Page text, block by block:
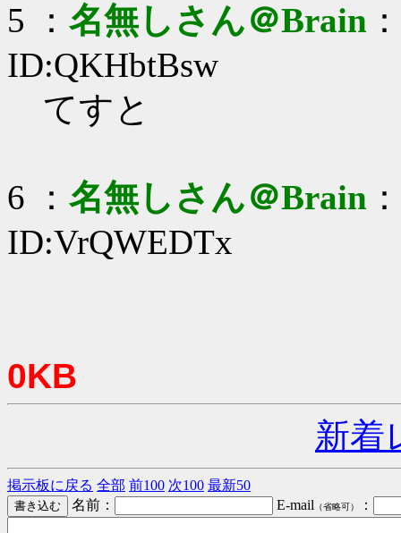
5 ： 名無しさん＠Brain
ID:QKHbtBsw
てすと
6 ： 名無しさん＠Brain
ID:VrQWEDTx
0KB
新着
掲示板に戻る 全部 前100 次100 最新50
名前：
E-mail （省略可） ：